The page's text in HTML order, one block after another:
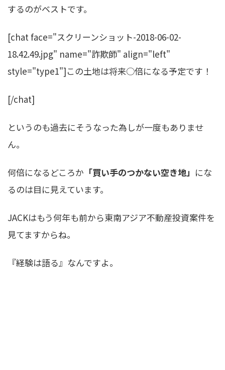
するのがベストです。
[chat face="スクリーンショット-2018-06-02-
18.42.49.jpg" name="詐欺師" align="left"
style="type1"]この土地は将来○倍になる予定です！
[/chat]
というのも過去にそうなった為しが一度もありませ
ん。
何倍になるどころか 「買い手のつかない空き地」 にな
るのは目に見えています。
JACKはもう何年も前から東南アジア不動産投資案件を
見てますからね。
『経験は語る』なんですよ。